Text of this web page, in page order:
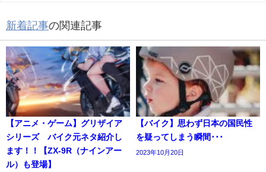
新着記事の関連記事
【アニメ・ゲーム】グリザイア
シリーズ バイク元ネタ紹介し
ます！！【ZX-9R（ナインアー
ル）も登場】
【バイク】思わず日本の国民性
を疑ってしまう瞬間･･･
2023年10月20日